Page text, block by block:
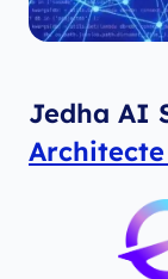
Jedha AI